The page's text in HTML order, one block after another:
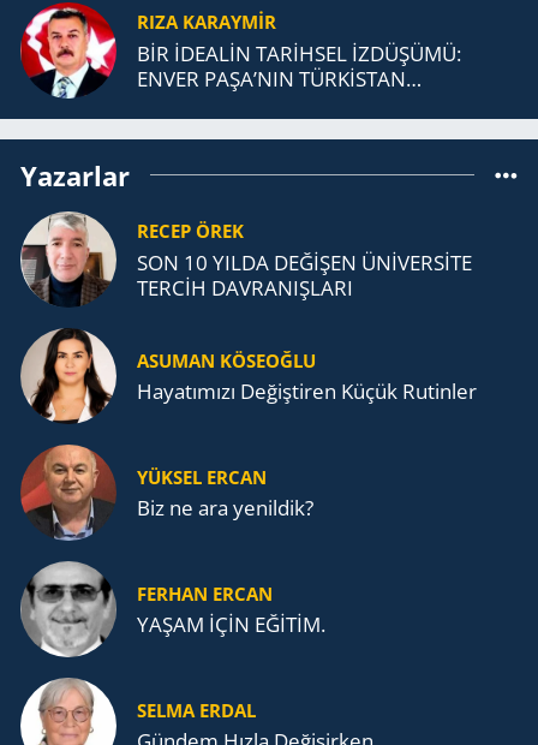
RIZA KARAYMIR
BİR İDEALİN TARİHSEL İZDÜŞÜMÜ:
ENVER PAŞA’NIN TÜRKİSTAN
Yazarlar
RECEP ÖREK
SON 10 YILDA DEĞİŞEN ÜNİVERSİTE
TERCİH DAVRANIŞLARI
ASUMAN KÖSEOĞLU
Ha­ya­tı­mı­zı De­ğiş­ti­ren Küçük Ru­tin­ler
YÜKSEL ERCAN
Biz ne ara yenildik?
FERHAN ERCAN
YAŞAM İÇİN EĞİTİM.
SELMA ERDAL